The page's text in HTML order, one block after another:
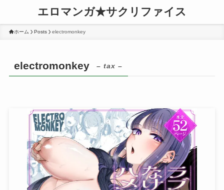
エロマンガ★サクリファイス
ホーム Posts electromonkey
electromonkey – tax –